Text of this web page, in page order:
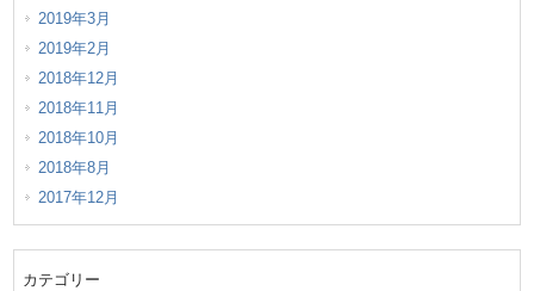
2019年3月
2019年2月
2018年12月
2018年11月
2018年10月
2018年8月
2017年12月
カテゴリー